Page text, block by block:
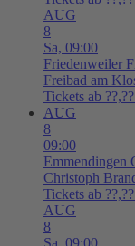
AUG
8
Sa, 09:00
Friedenweiler
Freibad am
Tickets ab
AUG
8
09:00
Emmendingen
Christoph
Tickets ab
AUG
8
Sa, 09:00